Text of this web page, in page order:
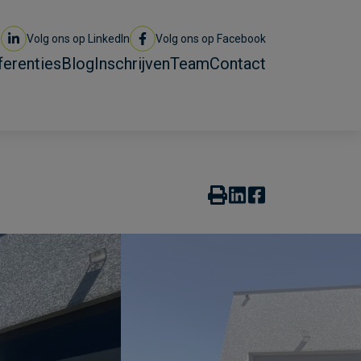
Volg ons op LinkedIn Volg ons op Facebook
BlogInschrijvenTeamContact